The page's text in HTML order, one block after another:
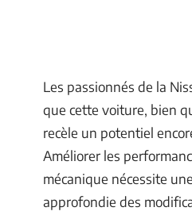
Les passionnés de la
que cette voiture, bien
recèle un potentiel
Améliorer les
mécanique nécessite
approfondie des